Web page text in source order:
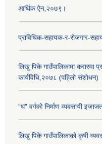
आर्थिक ऐन,२०७९।
प्राविधिक-सहायक-र-रोजगार-
लिखु पिके गाउँपालिकामा करारमा
कार्यविधि,२०७८ (पहिलो संशोधन)
“घ” वर्गको निर्माण व्यवसायी
लिखु पिके गाउँपालिकाको कृषी